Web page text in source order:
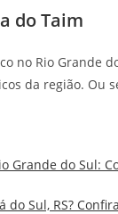
do Taim
no Rio Grande
da região. Ou
Grande do Sul:
do Sul, RS?